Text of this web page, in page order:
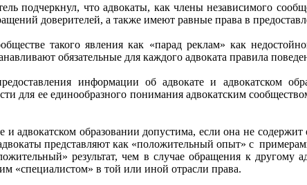
подчеркнул, что адвокаты, как члены независимого
доверителей, а также имеют равные права в
такого явления как «парад реклам» как
обязательные для каждого адвоката правила
информации об адвокате и адвокатском
для ее единообразного понимания адвокатским
образовании допустима, если она не содержит
представляют как «положительный опыт» с
результат, чем в случае обращения к другому
«специалистом» в той или иной отрасли права.